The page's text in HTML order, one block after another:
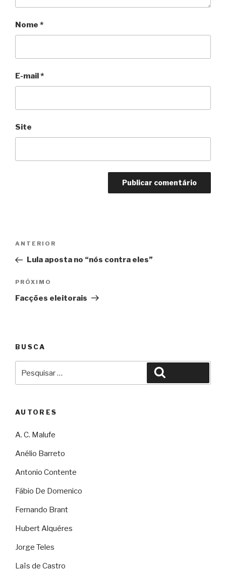
Nome *
E-mail*
Site
Post
Anterior
ANTERIOR
Lula aposta no “nós contra eles”
Próximo
PRÓXIMO
Facções eleitorais
BUSCA
por:
AUTORES
A. C. Malufe
Anélio Barreto
Antonio Contente
Fábio De Domenico
Fernando Brant
Hubert Alquéres
Jorge Teles
Laïs de Castro